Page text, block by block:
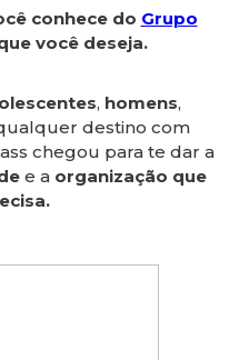
conhece do Grupo
você deseja.
, homens,
destino com
chegou para te dar a
e a organização que